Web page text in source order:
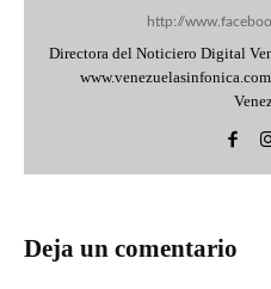
http://
Directora del Noticiero Digital
Deja un comentario